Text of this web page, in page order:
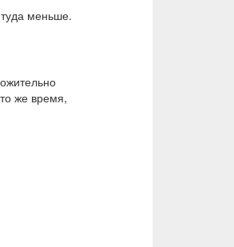
туда меньше.
же время,